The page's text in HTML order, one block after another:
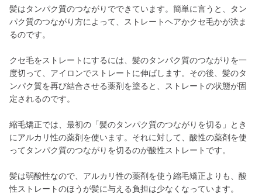
髪はタンパク質のつながりでできています。簡単に言うと、タン
パク質のつながり方によって、ストレートヘアかクセ毛かが決ま
るのです。
クセ毛をストレートにするには、髪のタンパク質のつながりを一
度切って、アイロンでストレートに伸ばします。その後、髪のタ
ンパク質を再び結合させる薬剤を塗ると、ストレートの状態が固
定されるのです。
縮毛矯正では、最初の「髪のタンパク質のつながりを切る」とき
にアルカリ性の薬剤を使います。それに対して、酸性の薬剤を使
ってタンパク質のつながりを切るのが酸性ストレートです。
髪は弱酸性なので、アルカリ性の薬剤を使う縮毛矯正よりも、酸
性ストレートのほうが髪に与える負担は少なくなっています。